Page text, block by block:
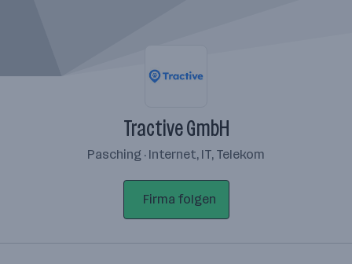
Tractive GmbH
Pasching · Internet, IT, Telekom
Firma folgen